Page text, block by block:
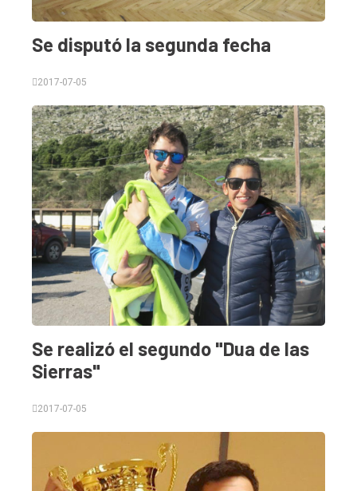
Se disputó la segunda fecha
2017-07-05
Se realizó el segundo "Dua de las
Sierras"
2017-07-05